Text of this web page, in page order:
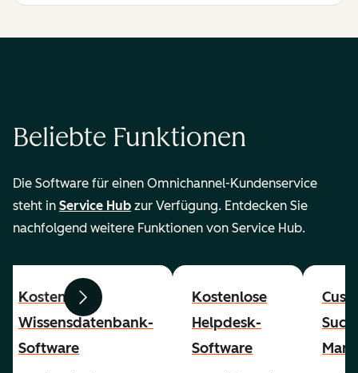
Beliebte Funktionen
Die Software für einen Omnichannel-Kundenservice
steht in Service Hub zur Verfügung. Entdecken Sie
nachfolgend weitere Funktionen von Service Hub.
ZurückWeiter
Kostenlose
Wissensdatenbank-
Software
Kostenlose
Helpdesk-
Software